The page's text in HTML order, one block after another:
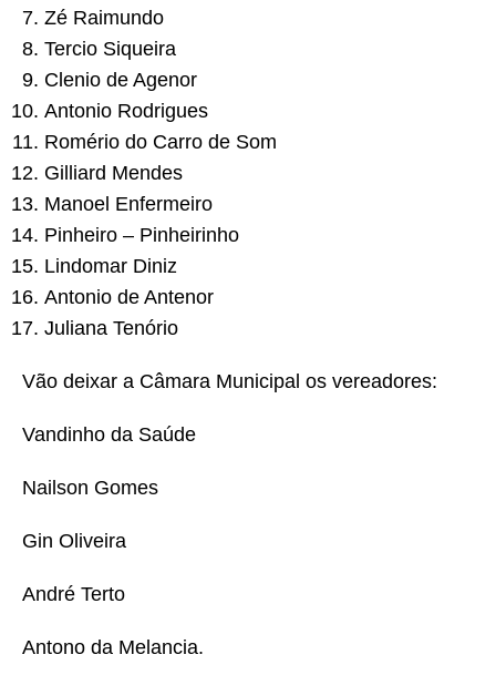
Zé Raimundo
Tercio Siqueira
Clenio de Agenor
Antonio Rodrigues
Romério do Carro de Som
Gilliard Mendes
Manoel Enfermeiro
Pinheiro – Pinheirinho
Lindomar Diniz
Antonio de Antenor
Juliana Tenório
Vão deixar a Câmara Municipal os vereadores:
Vandinho da Saúde
Nailson Gomes
Gin Oliveira
André Terto
Antono da Melancia.